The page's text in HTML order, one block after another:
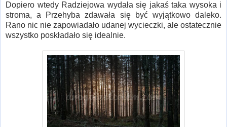
Dopiero wtedy Radziejowa wydała się jakaś taka wysoka i
stroma, a Przehyba zdawała się być wyjątkowo daleko.
Rano nic nie zapowiadało udanej wycieczki, ale ostatecznie
wszystko poskładało się idealnie.